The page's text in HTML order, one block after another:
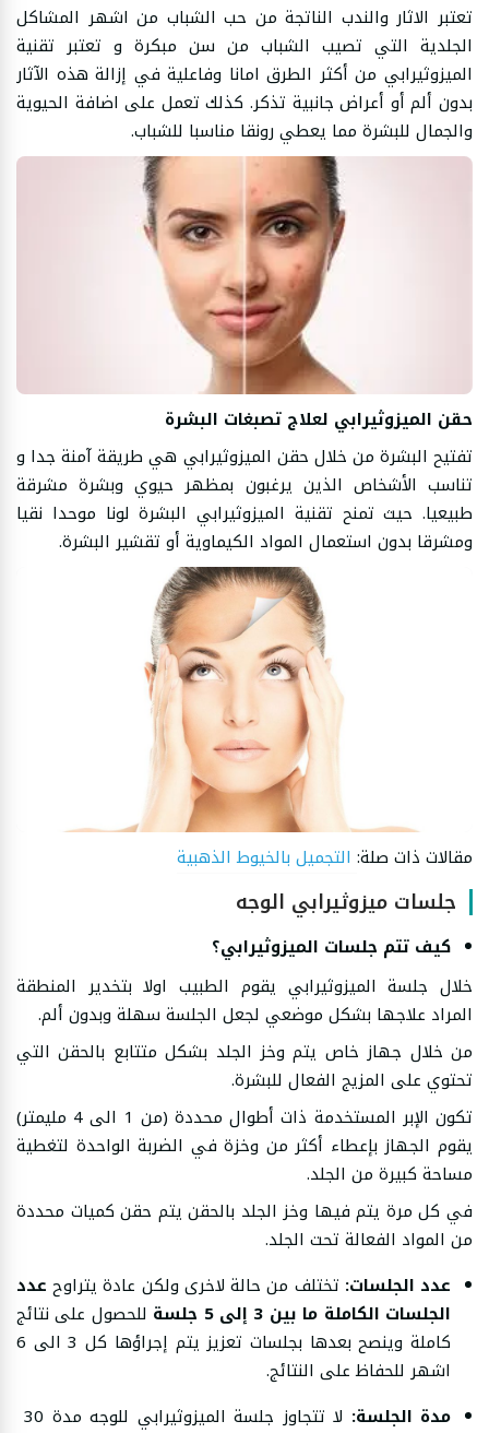
تعتبر الاثار والندب الناتجة من حب الشباب من اشهر المشاكل
الجلدية التي تصيب الشباب من سن مبكرة و تعتبر تقنية
الميزوثيرابي من أكثر الطرق امانا وفاعلية في إزالة هذه الآثار
بدون ألم أو أعراض جانبية تذكر. كذلك تعمل على اضافة الحيوية
والجمال للبشرة مما يعطي رونقا مناسبا للشباب.
حقن الميزوثيرابي لعلاج تصبغات البشرة
تفتيح البشرة من خلال حقن الميزوثيرابي هي طريقة آمنة جدا و
تناسب الأشخاص الذين يرغبون بمظهر حيوي وبشرة مشرقة
طبيعيا. حيث تمنح تقنية الميزوثيرابي البشرة لونا موحدا نقيا
ومشرقا بدون استعمال المواد الكيماوية أو تقشير البشرة.
مقالات ذات صلة: التجميل بالخيوط الذهبية
جلسات ميزوثيرابي الوجه
كيف تتم جلسات الميزوثيرابي؟
خلال جلسة الميزوثيرابي يقوم الطبيب اولا بتخدير المنطقة
المراد علاجها بشكل موضعي لجعل الجلسة سهلة وبدون ألم.
من خلال جهاز خاص يتم وخز الجلد بشكل متتابع بالحقن التي
تحتوي على المزيج الفعال للبشرة.
تكون الإبر المستخدمة ذات أطوال محددة (من 1 الى 4 مليمتر)
يقوم الجهاز بإعطاء أكثر من وخزة في الضربة الواحدة لتغطية
مساحة كبيرة من الجلد.
في كل مرة يتم فيها وخز الجلد بالحقن يتم حقن كميات محددة
من المواد الفعالة تحت الجلد.
عدد الجلسات: تختلف من حالة لاخرى ولكن عادة يتراوح عدد
الجلسات الكاملة ما بين 3 إلى 5 جلسة
للحصول على نتائج
كاملة وينصح بعدها بجلسات تعزيز يتم إجراؤها كل 3 الى 6
اشهر للحفاظ على النتائج.
مدة الجلسة:
لا تتجاوز جلسة الميزوثيرابي للوجه مدة 30